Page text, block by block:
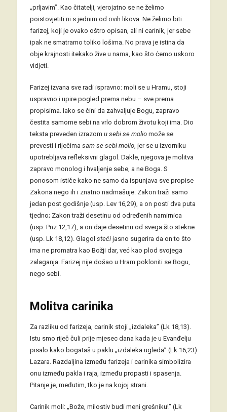
„prljavim”. Kao čitatelji, vjerojatno se ne želimo
poistovjetiti ni s jednim od ovih likova. Ne želimo biti
farizej, koji je ovako oštro opisan, ali ni carinik, jer sebe
ipak ne smatramo toliko lošima. No prava je istina da
obje krajnosti itekako žive u nama, kao što ćemo uskoro
vidjeti.
Farizej izvana sve radi ispravno: moli se u Hramu, stoji
uspravno i upire pogled prema nebu – sve prema
propisima. Iako se čini da zahvaljuje Bogu, zapravo
čestita samome sebi na vrlo dobrom životu koji ima. Dio
teksta preveden izrazom u sebi se moliomože se
prevesti i riječima sam se sebi molio, jer se u izvorniku
upotrebljava refleksivni glagol. Dakle, njegova je molitva
zapravo monolog i hvaljenje sebe, a ne Boga. S
ponosom ističe kako ne samo da ispunjava sve propise
Zakona nego ih i znatno nadmašuje: Zakon traži samo
jedan post godišnje (usp. Lev 16,29), a on posti dva puta
tjedno; Zakon traži desetinu od određenih namirnica
(usp. Pnz 12,17), a on daje desetinu od svega što stekne
(usp. Lk 18,12). Glagol stećijasno sugerira da on to što
ima ne promatra kao Božji dar, već kao plod svojega
zalaganja. Farizej nije došao u Hram pokloniti se Bogu,
nego sebi.
Molitva carinika
Za razliku od farizeja, carinik stoji „izdaleka” (Lk 18,13).
Istu smo riječ čuli prije mjesec dana kada je u Evanđelju
pisalo kako bogataš u paklu „izdaleka ugleda” (Lk 16,23)
Lazara. Razdaljina između farizeja i carinika simbolizira
onu između pakla i raja, između propasti i spasenja.
Pitanje je, međutim, tko je na kojoj strani.
Carinik moli: „Bože, milostiv budi meni grešniku!” (Lk